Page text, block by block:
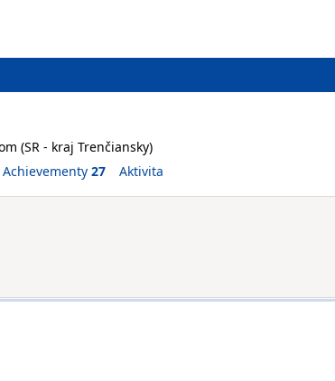
(SR - kraj Trenčiansky)
Achievementy 27 Aktivita